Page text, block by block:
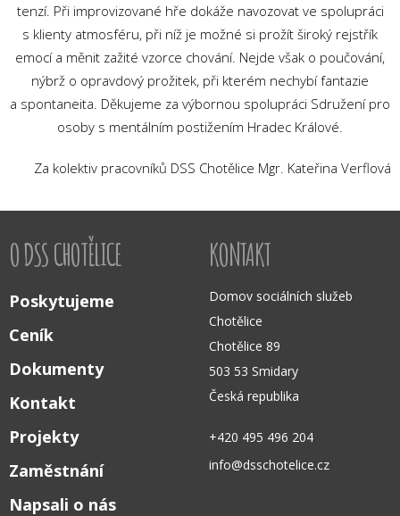
tenzí. Při improvizované hře dokáže navozovat ve spolupráci
s klienty atmosféru, při níž je možné si prožít široký rejstřík
emocí a měnit zažité vzorce chování. Nejde však o poučování,
nýbrž o opravdový prožitek, při kterém nechybí fantazie
a spontaneita. Děkujeme za výbornou spolupráci Sdružení pro
osoby s mentálním postižením Hradec Králové.
Za kolektiv pracovníků DSS Chotělice Mgr. Kateřina Verflová
O DSS CHOTĚLICE
Poskytujeme
Ceník
Dokumenty
Kontakt
Projekty
Zaměstnání
Napsali o nás
KONTAKT
Domov sociálních služeb
Chotělice
Chotělice 89
503 53 Smidary
Česká republika
+420 495 496 204
info@dsschotelice.cz